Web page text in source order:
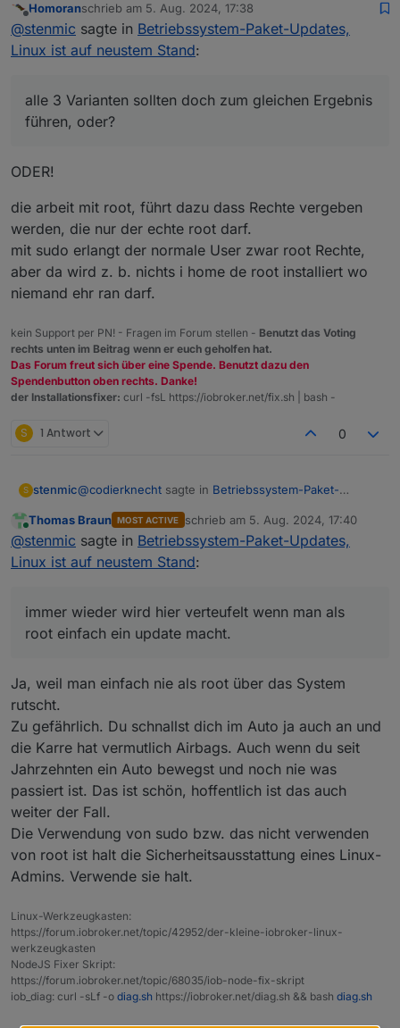
@luder
Man fummelt grundsätzlich nicht als "root" im
System rum!
bitte erkläre mir jetzt mal den Unterschied…
als root mit sudo das System aktualisieren.
als user mit sudo das System aktualisieren.
alle 3 Varianten sollten doch zum gleichen Ergebnis
Offline
Homoranschrieb am 5. Aug. 2024, 17:38
zuletzt editiert von
@stenmic sagte in Betriebssystem-Paket-Updates,
Linux ist auf neustem Stand:
alle 3 Varianten sollten doch zum gleichen Ergebnis
führen, oder?
ODER!
die arbeit mit root, führt dazu dass Rechte vergeben
werden, die nur der echte root darf.
mit sudo erlangt der normale User zwar root Rechte,
aber da wird z. b. nichts i home de root installiert wo
niemand ehr ran darf.
kein Support per PN! - Fragen im Forum stellen - Benutzt das Voting
rechts unten im Beitrag wenn er euch geholfen hat.
Das Forum freut sich über eine Spende. Benutzt dazu den
Spendenbutton oben rechts. Danke!
der Installationsfixer: curl -fsL https://iobroker.net/fix.sh | bash -
S 1 Antwort 0
S stenmic@codierknecht sagte in Betriebssystem-Paket-
@luder
Man fummelt grundsätzlich nicht als "root" im
System rum!
bitte erkläre mir jetzt mal den Unterschied…
als root mit sudo das System aktualisieren.
als user mit sudo das System aktualisieren.
alle 3 Varianten sollten doch zum gleichen Ergebnis
einfach ein update macht.
Online
Thomas Braun MOST ACTIVE schrieb am 5. Aug. 2024, 17:40
zuletzt editiert von
@stenmic sagte in Betriebssystem-Paket-Updates,
Linux ist auf neustem Stand:
immer wieder wird hier verteufelt wenn man als
root einfach ein update macht.
Ja, weil man einfach nie als root über das System
rutscht.
Zu gefährlich. Du schnallst dich im Auto ja auch an und
die Karre hat vermutlich Airbags. Auch wenn du seit
Jahrzehnten ein Auto bewegst und noch nie was
passiert ist. Das ist schön, hoffentlich ist das auch
weiter der Fall.
Die Verwendung von sudo bzw. das nicht verwenden
von root ist halt die Sicherheitsausstattung eines Linux-
Admins. Verwende sie halt.
Linux-Werkzeugkasten:
https://forum.iobroker.net/topic/42952/der-kleine-iobroker-linux-
werkzeugkasten
NodeJS Fixer Skript:
https://forum.iobroker.net/topic/68035/iob-node-fix-skript
iob_diag: curl -sLf -o diag.sh https://iobroker.net/diag.sh && bash diag.sh